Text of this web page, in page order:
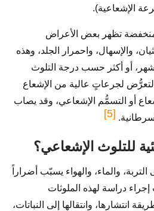
الإشعاعية).
تظهر بعض الأعراض
والإسهال، واحمرار الجلد، وهذه
أشهر، أو أكثر حسب درجة التلوث
لجرعاتٍ عالية من الإشعاع
أو التسمُّم الإشعاعي، وقد يصاب
[5]
للتلوث الإشعاعي؟
والماء، والهواء يسبّب أضراراً
دراسة لهذه الملوثات
انتشارها، وانتقالها إلى النباتات،